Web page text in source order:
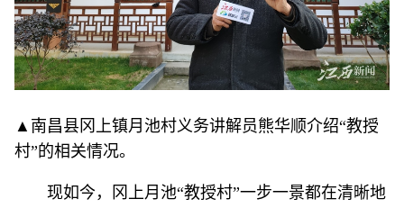
▲南昌县冈上镇月池村义务讲解员熊华顺介绍“教授
村”的相关情况。
现如今，冈上月池“教授村”一步一景都在清晰地